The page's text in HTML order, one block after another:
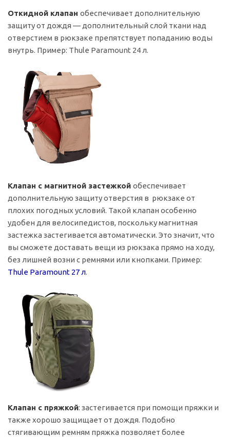
Откидной клапан обеспечивает дополнительную
защиту от дождя — дополнительный слой ткани над
отверстием в рюкзаке препятствует попаданию воды
внутрь. Пример: Thule Paramount 24 л.
Клапан с магнитной застежкой обеспечивает
дополнительную защиту отверстия в рюкзаке от
плохих погодных условий. Такой клапан особенно
удобен для велосипедистов, поскольку магнитная
застежка застегивается автоматически. Это значит, что
вы сможете доставать вещи из рюкзака прямо на ходу,
без лишней возни с ремнями или кнопками. Пример:
Thule Paramount 27 л.
Клапан с пряжкой: застегивается при помощи пряжки и
также хорошо защищает от дождя. Подобно
стягивающим ремням пряжка позволяет более